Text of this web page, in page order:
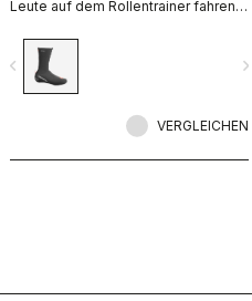
Leute auf dem Rollentrainer fahren.
gefütterte GORE-TEX
INFINIUM™WINDSTOPPER®-
Außenschicht mit einem
Stretch®-Innenfutter, um unseren
erzeugen.
navigate_before
VERGLEICHEN